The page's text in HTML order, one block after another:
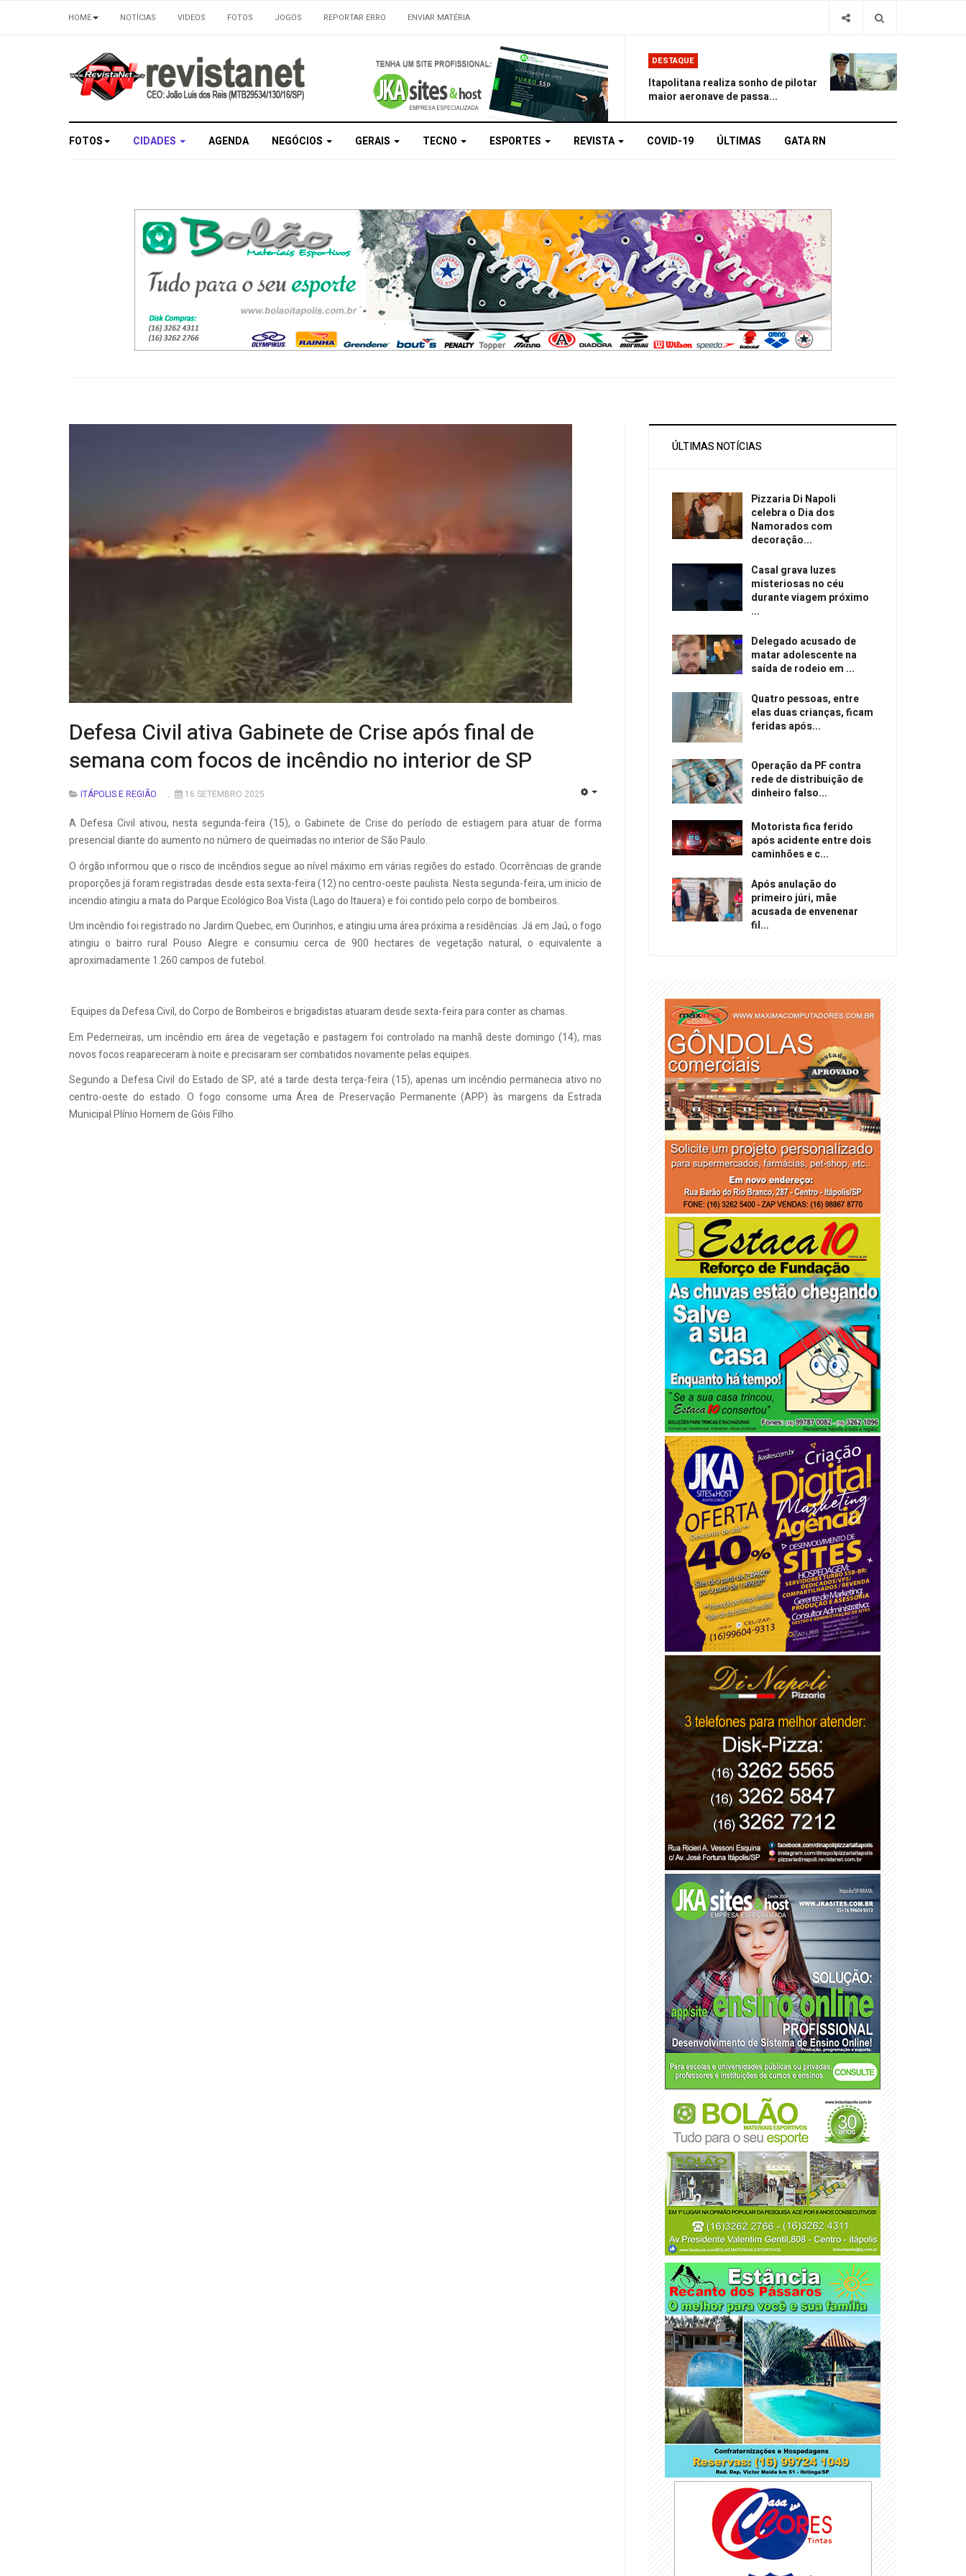
HOME NOTÍCIAS VIDEOS FOTOS JOGOS REPORTAR ERRO ENVIAR MATÉRIA
DESTAQUE
Itapolitana realiza sonho de pilotar
maior aeronave de passa...
FOTOS CIDADES AGENDA NEGÓCIOS GERAIS TECNO ESPORTES REVISTA COVID-19 ÚLTIMAS GATA RN
Defesa Civil ativa Gabinete de Crise após final de
semana com focos de incêndio no interior de SP
ITÁPOLIS E REGIÃO 16 SETEMBRO 2025
A Defesa Civil ativou, nesta segunda-feira (15), o Gabinete de Crise do período de estiagem para atuar de forma
presencial diante do aumento no número de queimadas no interior de São Paulo.
O órgão informou que o risco de incêndios segue ao nível máximo em várias regiões do estado. Ocorrências de grande
proporções já foram registradas desde esta sexta-feira (12) no centro-oeste paulista. Nesta segunda-feira, um inicio de
incendio atingiu a mata do Parque Ecológico Boa Vista (Lago do Itauera) e foi contido pelo corpo de bombeiros.
Um incêndio foi registrado no Jardim Quebec, em Ourinhos, e atingiu uma área próxima a residências. Já em Jaú, o fogo
atingiu o bairro rural Pouso Alegre e consumiu cerca de 900 hectares de vegetação natural, o equivalente a
aproximadamente 1.260 campos de futebol.
Equipes da Defesa Civil, do Corpo de Bombeiros e brigadistas atuaram desde sexta-feira para conter as chamas.
Em Pederneiras, um incêndio em área de vegetação e pastagem foi controlado na manhã deste domingo (14), mas
novos focos reapareceram à noite e precisaram ser combatidos novamente pelas equipes.
Segundo a Defesa Civil do Estado de SP, até a tarde desta terça-feira (15), apenas um incêndio permanecia ativo no
centro-oeste do estado. O fogo consome uma Área de Preservação Permanente (APP) às margens da Estrada
Municipal Plínio Homem de Góis Filho.
ÚLTIMAS NOTÍCIAS
Pizzaria Di Napoli
celebra o Dia dos
Namorados com
decoração...
Casal grava luzes
misteriosas no céu
durante viagem próximo
...
Delegado acusado de
matar adolescente na
saída de rodeio em ...
Quatro pessoas, entre
elas duas crianças, ficam
feridas após...
Operação da PF contra
rede de distribuição de
dinheiro falso...
Motorista fica ferido
após acidente entre dois
caminhões e c...
Após anulação do
primeiro júri, mãe
acusada de envenenar
fil...